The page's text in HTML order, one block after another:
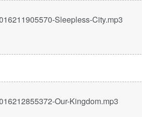
Sleepless-City.mp3
Our-Kingdom.mp3